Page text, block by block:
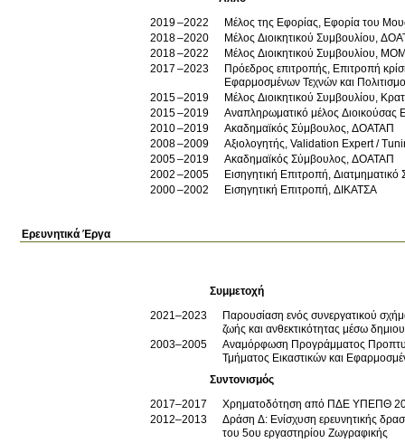
2019
2022
Μέλος της Εφορίας, Εφορία του
2018
2020
Μέλος Διοικητικού Συμβουλίου,
2018
2022
Μέλος Διοικητικού Συμβουλίου,
2017
2023
Πρόεδρος επιτροπής, Επιτροπή
Εφαρμοσμένων Τεχνών και
2015
2019
Μέλος Διοικητικού Συμβουλίου,
2015
2019
Αναπληρωματικό μέλος Διοικούσας
2010
2019
Ακαδημαϊκός Σύμβουλος, ΔΟΑΤΑΠ
2008
2009
Αξιολογητής, Validation Expert /
2005
2019
Ακαδημαϊκός Σύμβουλος, ΔΟΑΤΑΠ
2002
2005
Εισηγητική Επιτροπή,
2000
2002 Εισηγητική Επιτροπή, ΔΙΚΑΤΣΑ
Ερευνητικά Έργα
Συμμετοχή
2021–2023
Παρουσίαση ενός συνεργατικού
ζωής και ανθεκτικότητας μέσω
2003–2005
Αναμόρφωση Προγράμματος
Τμήματος Εικαστικών και
Συντονισμός
2017–2017
Χρηματοδότηση από ΠΔΕ ΥΠΕΠΘ
2012–2013
Δράση Δ: Ενίσχυση ερευνητικής
του 5ου εργαστηρίου Ζωγραφικής